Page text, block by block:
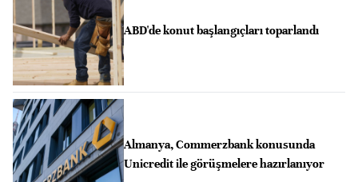
ABD'de konut başlangıçları toparlandı
Almanya, Commerzbank konusunda
Unicredit ile görüşmelere hazırlanıyor